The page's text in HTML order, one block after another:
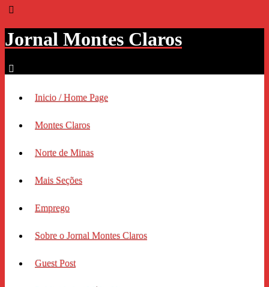
Jornal Montes Claros
Inicio / Home Page
Montes Claros
Norte de Minas
Mais Seções
Emprego
Sobre o Jornal Montes Claros
Guest Post